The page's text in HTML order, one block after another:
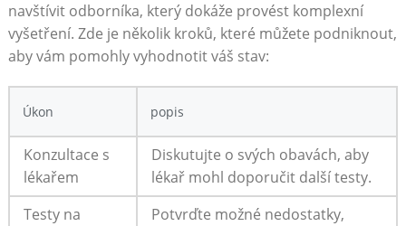
navštívit odborníka, který dokáže provést komplexní
vyšetření. Zde je několik kroků, které můžete podniknout,
aby vám pomohly vyhodnotit váš stav:
Úkon popis
Konzultace s
lékařem
Diskutujte o svých obavách, aby
lékař mohl doporučit další testy.
Testy na
Potvrďte možné nedostatky,